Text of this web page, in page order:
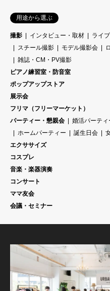
用途から選ぶ
撮影 インタビュー・取材 ライ
スチール撮影
モデル撮影会
雑誌・CM・PV撮影
ピアノ練習室・防音室
ポップアップストア
展示会
フリマ（フリーマーケット）
パーティー・懇親会
婚活パーティ
ホームパーティー
誕生日会
エクササイズ
コスプレ
音楽・楽器演奏
コンサート
ママ友会
会議・セミナー